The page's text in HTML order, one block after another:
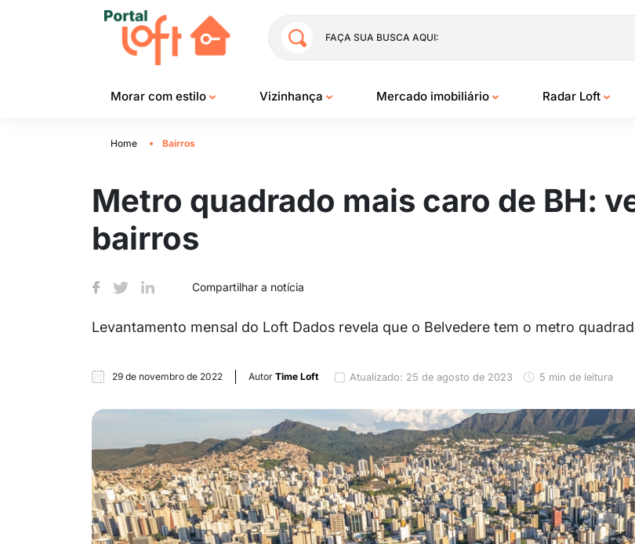
FAÇA SUA BUSCA AQUI:
Morar com estilo Vizinhança Mercado imobiliário Radar Loft
Home Bairros
Metro quadrado mais caro de BH:
bairros
Compartilhar a notícia
Levantamento mensal do Loft Dados revela que o Belvedere tem o metro
29 de novembro de 2022 Autor Time Loft Atualizado: 25 de agosto de 2023 5 min de leitura